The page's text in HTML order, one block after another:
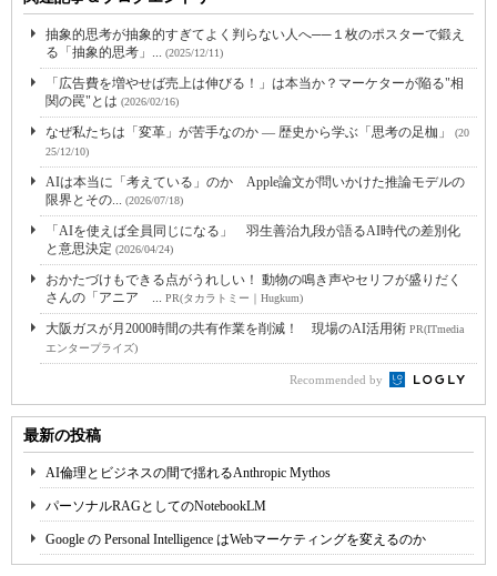
抽象的思考が抽象的すぎてよく判らない人へ──１枚のポスターで鍛え
る「抽象的思考」...
(2025/12/11)
「広告費を増やせば売上は伸びる！」は本当か？マーケターが陥る"相
関の罠"とは (2026/02/16)
なぜ私たちは「変革」が苦手なのか ― 歴史から学ぶ「思考の足枷」
(20
25/12/10)
AIは本当に「考えている」のか Apple論文が問いかけた推論モデルの
限界とその...
(2026/07/18)
「AIを使えば全員同じになる」 羽生善治九段が語るAI時代の差別化
と意思決定 (2026/04/24)
おかたづけもできる点がうれしい！ 動物の鳴き声やセリフが盛りだく
さんの「アニア ...
PR(タカラトミー｜Hugkum)
大阪ガスが月2000時間の共有作業を削減！ 現場のAI活用術 PR(ITmedia
エンタープライズ)
Recommended by
最新の投稿
AI倫理とビジネスの間で揺れるAnthropic Mythos
パーソナルRAGとしてのNotebookLM
Google の Personal Intelligence はWebマーケティングを変えるのか